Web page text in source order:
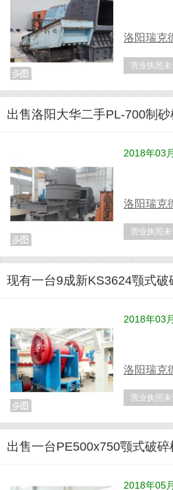
洛阳瑞克
营业执照未
出售洛阳大华二手PL-700制砂
2018年03
洛阳瑞克
营业执照未
现有一台9成新KS3624颚式破
2018年03
洛阳瑞克
营业执照未
出售一台PE500x750颚式破碎
2018年05